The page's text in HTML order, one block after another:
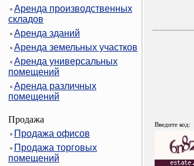
Аренда производственных
складов
Аренда зданий
Аренда земельных участков
Аренда универсальных
помещений
Аренда различных
помещений
Продажа
Продажа офисов
Продажа торговых
помещений
Введите код: